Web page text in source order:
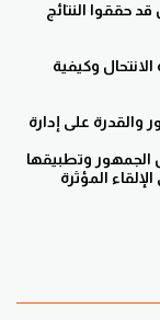
حققوا النتائج
وكيفية
على إدارة